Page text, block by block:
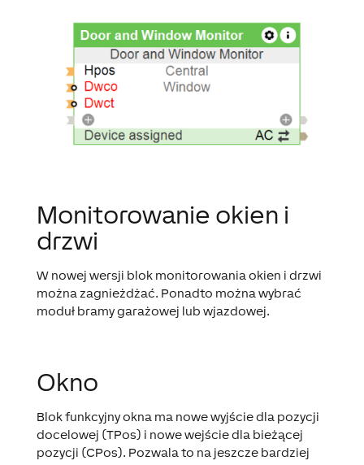
Monitorowanie okien i
drzwi
W nowej wersji blok monitorowania okien i drzwi
można zagnieżdżać. Ponadto można wybrać
moduł bramy garażowej lub wjazdowej.
Okno
Blok funkcyjny okna ma nowe wyjście dla pozycji
docelowej (TPos) i nowe wejście dla bieżącej
pozycji (CPos). Pozwala to na jeszcze bardziej